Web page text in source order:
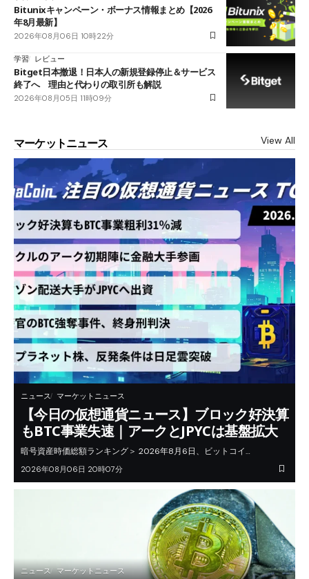
Bitunixキャンペーン・ボーナス情報まとめ【2026
年8月最新】
2026年08月06日 10時22分
学習 レビュー
Bitget日本撤退！日本人の新規登録停止＆サービス
終了へ 理由と代わりの取引所も解説
2026年08月05日 11時09分
マーケットニュース View All
ニュース マーケットニュース
【今日の仮想通貨ニュース】ブロック好決算
もBTC事業失速｜アークとJPYCは基盤拡大
暗号資産時価総額ランキング＞ 2026年8月6日、ビットコイ…
2026年08月06日 20時07分
ニュース マーケットニュース